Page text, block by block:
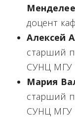
доцент
Алексей
старший
СУНЦ МГУ
Мария
старший
СУНЦ МГУ